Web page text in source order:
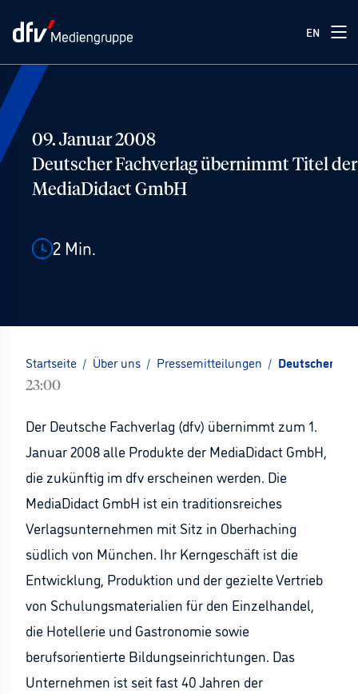
EN
09. Januar 2008
Deutscher Fachverlag übernimmt Titel der
MediaDidact GmbH
2 Min.
Startseite / Über uns / Pressemitteilungen / Deutscher
23:00
Der Deutsche Fachverlag (dfv) übernimmt zum 1.
Januar 2008 alle Produkte der MediaDidact GmbH,
die zukünftig im dfv erscheinen werden. Die
MediaDidact GmbH ist ein traditionsreiches
Verlagsunternehmen mit Sitz in Oberhaching
südlich von München. Ihr Kerngeschäft ist die
Entwicklung, Produktion und der gezielte Vertrieb
von Schulungsmaterialien für den Einzelhandel,
die Hotellerie und Gastronomie sowie
berufsorientierte Bildungseinrichtungen. Das
Unternehmen ist seit fast 40 Jahren der